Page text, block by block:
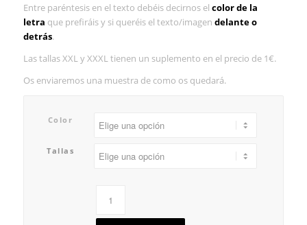
Entre paréntesis en el texto debéis decirnos el color de la
letra que prefiráis y si queréis el texto/imagen delante o
detrás.
Las tallas XXL y XXXL tienen un suplemento en el precio de 1€.
Os enviaremos una muestra de como os quedará.
Color
Tallas